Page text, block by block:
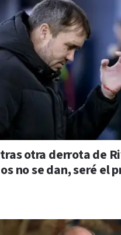
otra derrota de
no se dan, seré el